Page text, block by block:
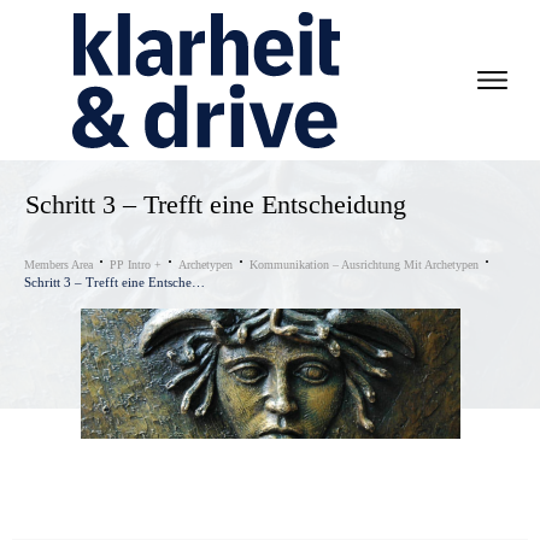
Schritt 3 – Trefft eine Entscheidung
Members Area PP Intro + Arche­ty­pen Kom­mu­ni­ka­ti­on – Aus­rich­tung Mit Archetypen